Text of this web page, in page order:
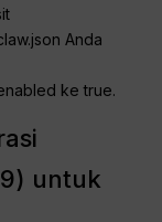
Anda
ke true.
untuk